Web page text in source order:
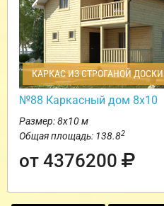
КАРКАС ИЗ СТРОГАНОЙ ДОСКИ
№88 Каркасный дом 8х10
Размер: 8х10 м
Общая площадь: 138.82
от 4376200